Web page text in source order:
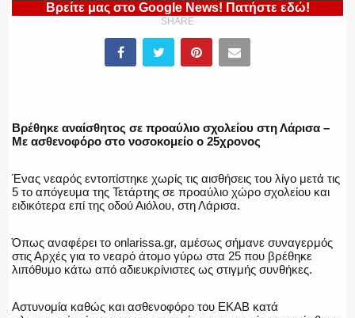
ΠΥΡΟΣΒΕΣΤΙΚΗ
ΛΙΜΕΝΙΚΟ
Βρείτε μας στο Google News! Πατήστε εδώ!
SHARE
Βρέθηκε αναίσθητος σε προαύλιο σχολείου στη Λάρισα –
Με ασθενοφόρο στο νοσοκομείο ο 25χρονος
Ένας νεαρός εντοπίστηκε χωρίς τις αισθήσεις του λίγο μετά τις
5 το απόγευμα της Τετάρτης σε προαύλιο χώρο σχολείου και
ειδικότερα επί της οδού Αιόλου, στη Λάρισα.
Όπως αναφέρει το onlarissa.gr, αμέσως σήμανε συναγερμός
στις Αρχές για το νεαρό άτομο γύρω στα 25 που βρέθηκε
λιπόθυμο κάτω από αδιευκρίνιστες ως στιγμής συνθήκες.
Αστυνομία καθώς και ασθενοφόρο του ΕΚΑΒ κατά